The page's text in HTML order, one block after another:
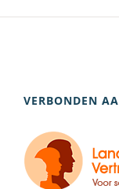
VERBONDEN